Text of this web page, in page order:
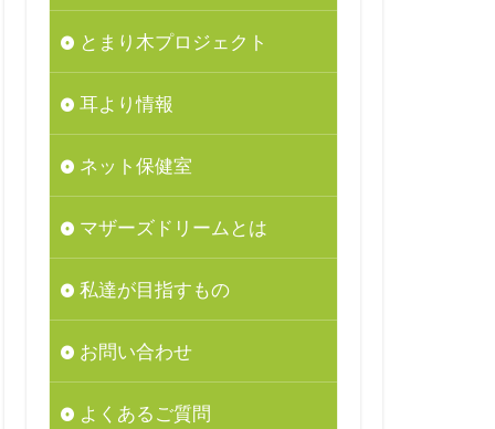
とまり木プロジェクト
耳より情報
ネット保健室
マザーズドリームとは
私達が目指すもの
お問い合わせ
よくあるご質問